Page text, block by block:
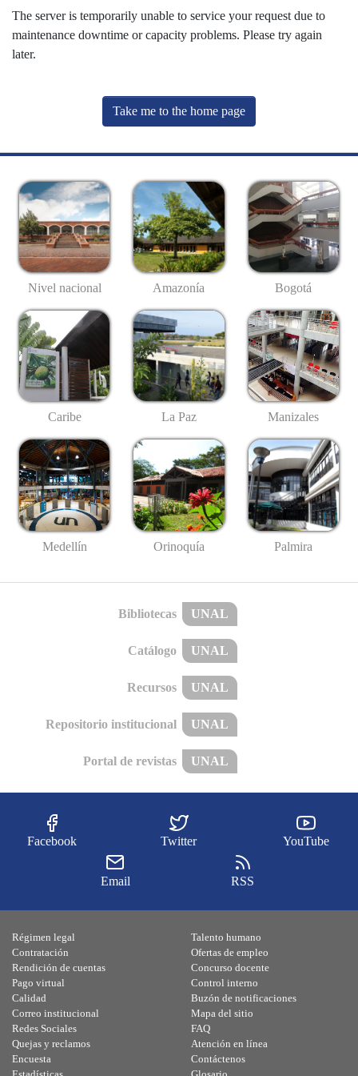
The server is temporarily unable to service your request due to
maintenance downtime or capacity problems. Please try again
later.
Take me to the home page
Nivel nacional Amazonía Bogotá
Caribe La Paz Manizales
Medellín Orinoquía Palmira
Bibliotecas UNAL
Catálogo UNAL
Recursos UNAL
Repositorio institucional UNAL
Portal de revistas UNAL
Facebook Twitter YouTube
Email RSS
Régimen legal
Contratación
Rendición de cuentas
Pago virtual
Calidad
Talento humano
Ofertas de empleo
Concurso docente
Control interno
Buzón de notificaciones
Correo institucional
Redes Sociales
Quejas y reclamos
Encuesta
Mapa del sitio
FAQ
Atención en línea
Contáctenos